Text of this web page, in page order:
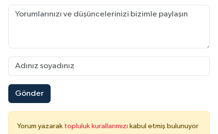
Gönder
Yorum yazarak topluluk kurallarımızı kabul etmiş bulunuyor